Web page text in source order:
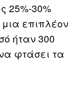
25%-30%
επιπλέον
ήταν 300
φτάσει τα